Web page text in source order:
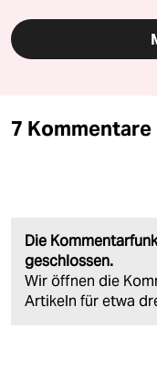
7 Kommentare
Die
geschlossen.
Wir öffnen die
Artikeln für etwa